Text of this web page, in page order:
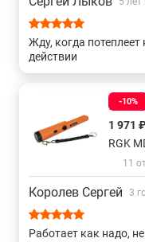
металлов, а также
особенностях и
в нашеммагазине,
непосредственно
связи или
Недорогие для
Недорогие с хорошей
Глубинные
Недорогие подводные
С влагозащищенной
Жду, когда
действии
-10%
1 971
RGK
11
Королев Сергей 3
Работает как надо,